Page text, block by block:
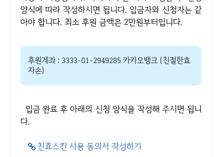
양식에 따라 작성하시면 됩니다. 입금자와 신청자는 같
아야 합니다. 최소 후원 금액은 2만원부터입니다.
후원계좌 : 3333-01-2949285 카카오뱅크 (친절한효
자손)
입금 완료 후 아래의 신청 양식을 작성해 주시면 됩니
다.
친효스킨 사용 동의서 작성하기